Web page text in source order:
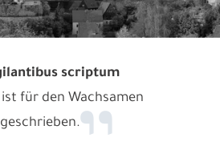
scriptum
ist für den Wachsamen
geschrieben.